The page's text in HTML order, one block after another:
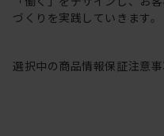
づくりを実践していきます。
選択中の商品情報保証注意